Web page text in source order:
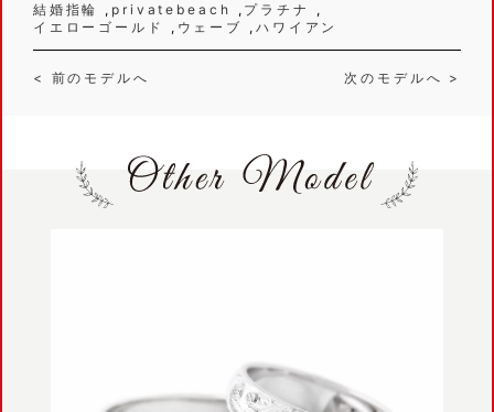
結婚指輪
privatebeach
プラチナ
イエローゴールド
ウェーブ ハワイアン
< 前のモデルへ 次のモデルへ >